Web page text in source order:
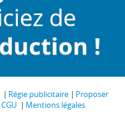
Régie publicitaire
Proposer
CGU
Mentions légales